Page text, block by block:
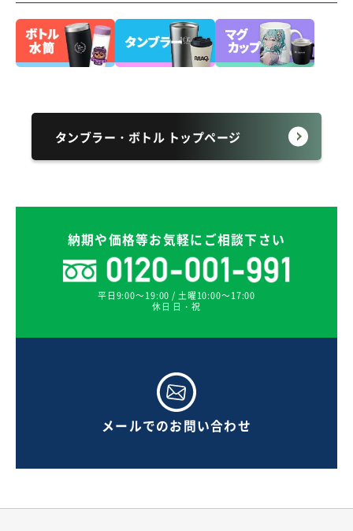
タンブラー・ボトル トップページ
納期や価格等お気軽にご相談下さい
平日9:00～19:00 / 土曜10:00～17:00
休日 日・祝
メールでのお問い合わせ